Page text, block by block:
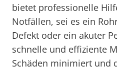
bietet professionelle
Notfällen, sei es ein
Defekt oder ein akuter
schnelle und effiziente
Schäden minimiert und